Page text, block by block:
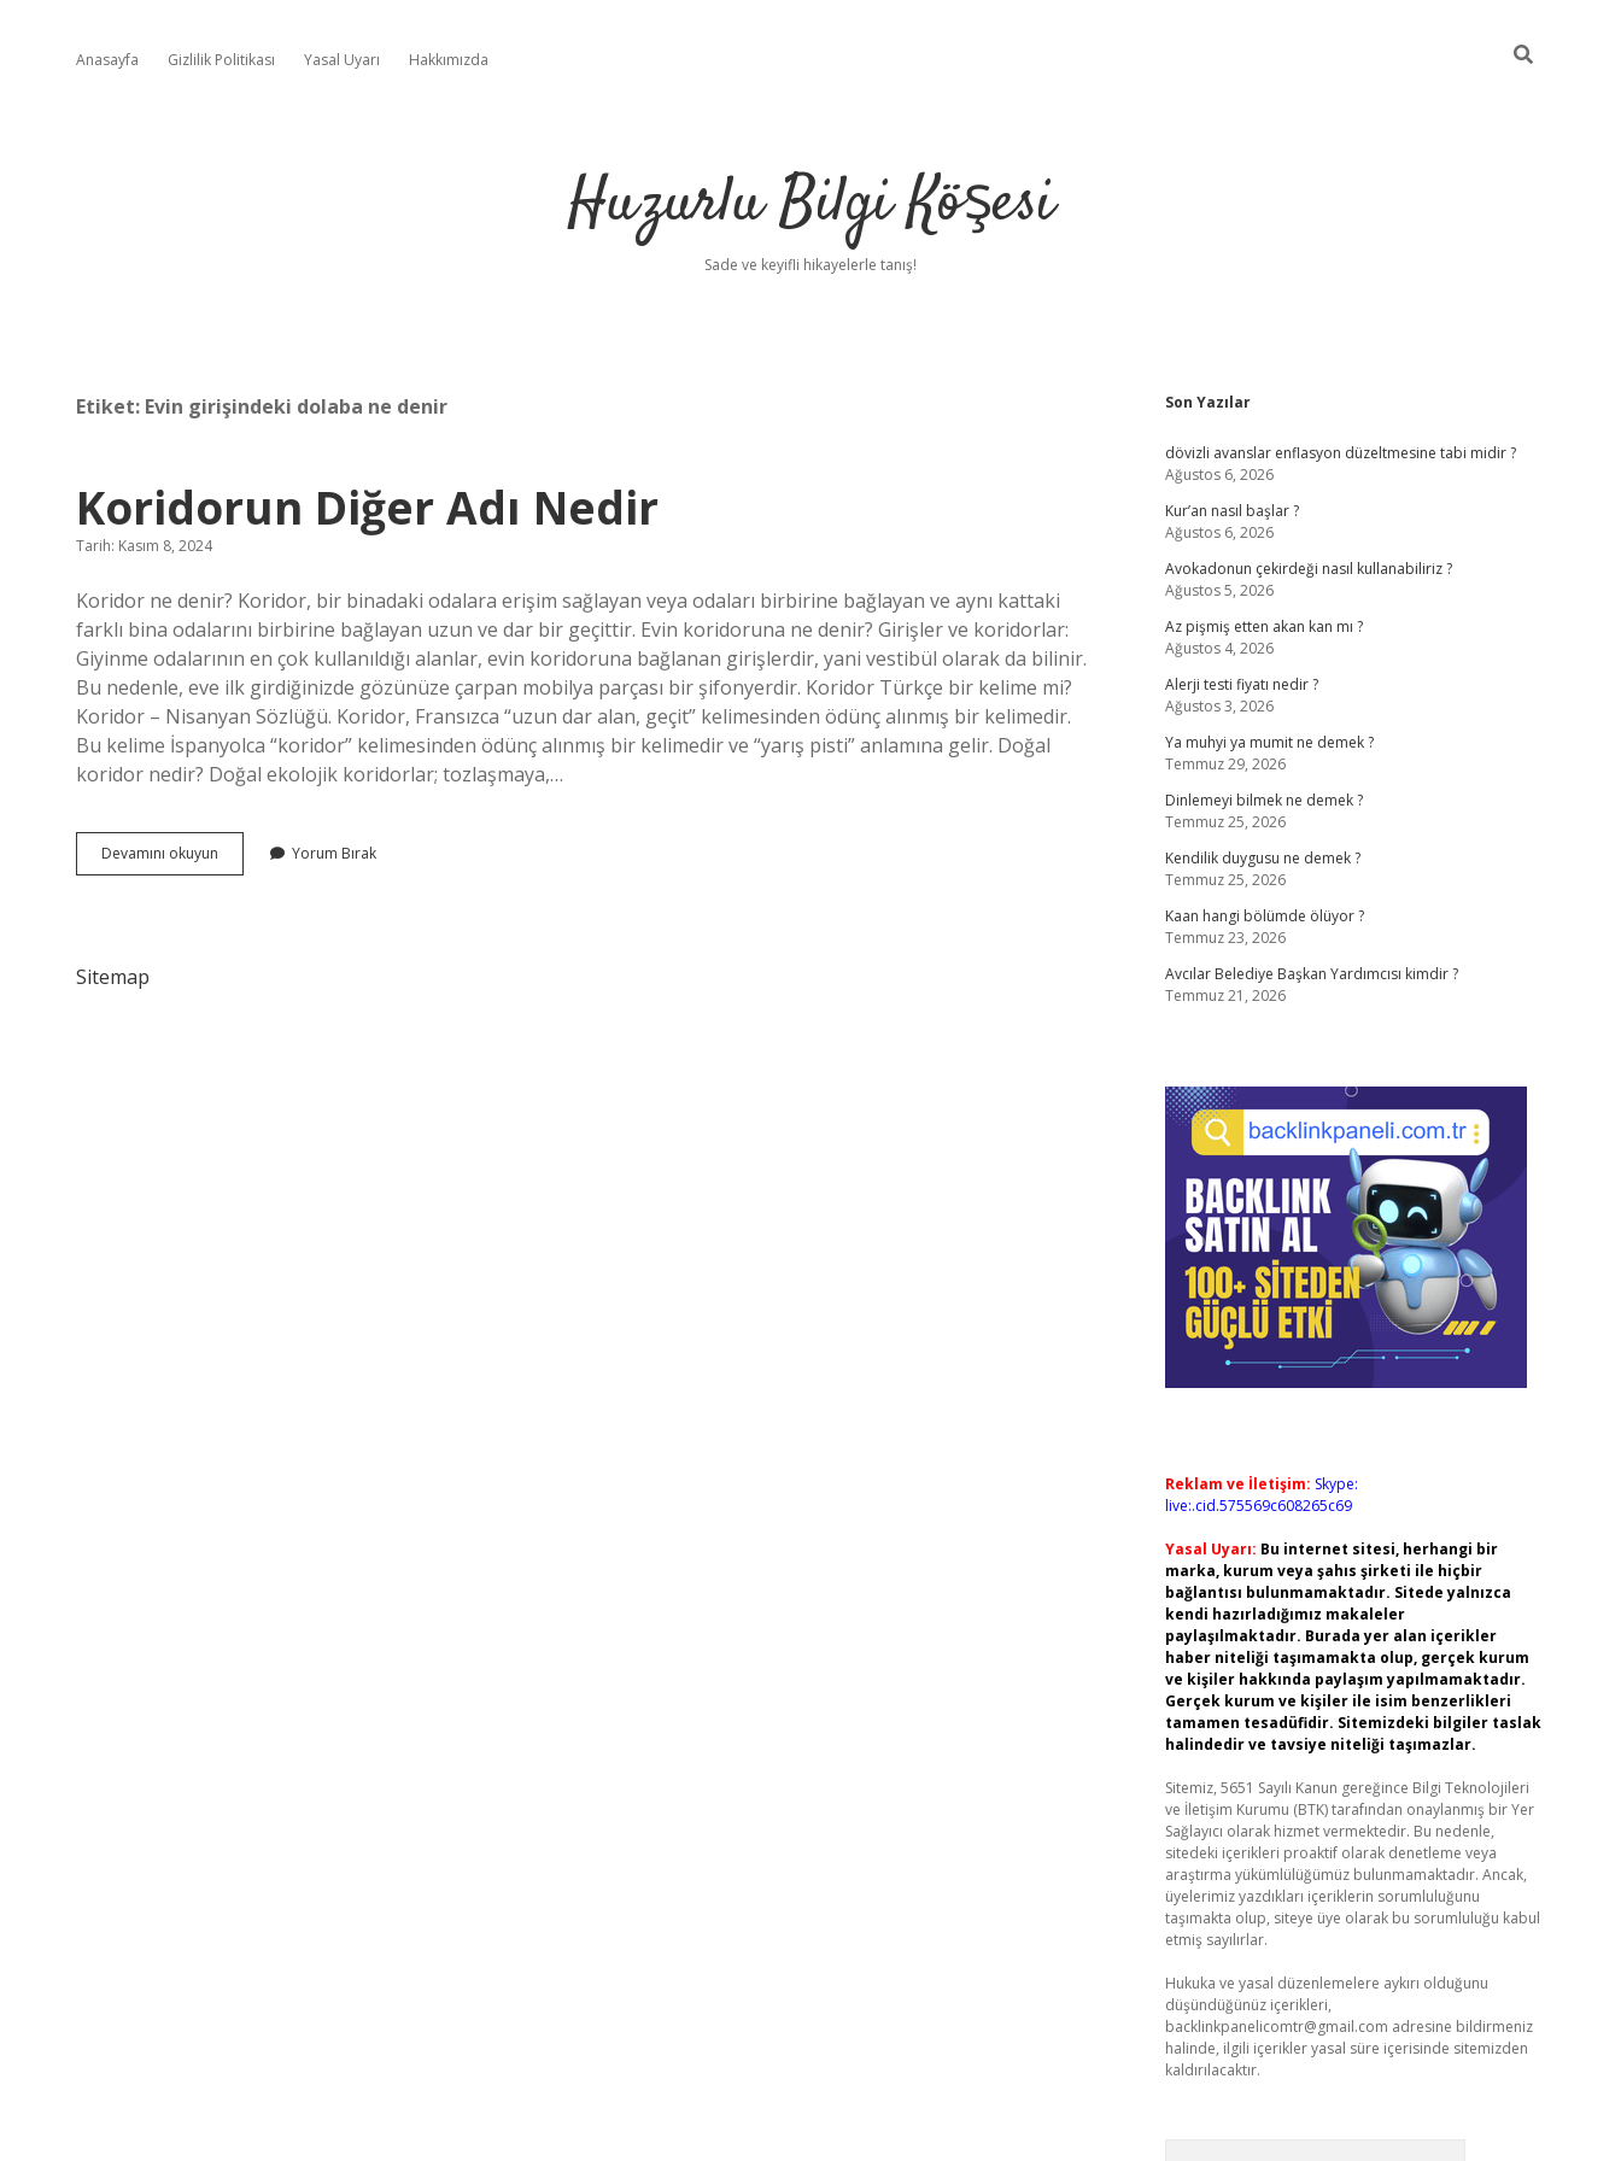
Anasayfa Gizlilik Politikası Yasal Uyarı Hakkımızda
Huzurlu Bilgi Köşesi
Sade ve keyifli hikayelerle tanış!
Etiket: Evin girişindeki dolaba ne denir
Koridorun Diğer Adı Nedir
Tarih: Kasım 8, 2024
Koridor ne denir? Koridor, bir binadaki odalara erişim sağlayan veya odaları birbirine bağlayan ve aynı kattaki
farklı bina odalarını birbirine bağlayan uzun ve dar bir geçittir. Evin koridoruna ne denir? Girişler ve koridorlar:
Giyinme odalarının en çok kullanıldığı alanlar, evin koridoruna bağlanan girişlerdir, yani vestibül olarak da bilinir.
Bu nedenle, eve ilk girdiğinizde gözünüze çarpan mobilya parçası bir şifonyerdir. Koridor Türkçe bir kelime mi?
Koridor – Nisanyan Sözlüğü. Koridor, Fransızca “uzun dar alan, geçit” kelimesinden ödünç alınmış bir kelimedir.
Bu kelime İspanyolca “koridor” kelimesinden ödünç alınmış bir kelimedir ve “yarış pisti” anlamına gelir. Doğal
koridor nedir? Doğal ekolojik koridorlar; tozlaşmaya,…
Devamını okuyun Koridorun
Diğer
Yorum Bırak
Sitemap
Sidebar
Son Yazılar
dövizli avanslar enflasyon düzeltmesine tabi midir ?
Ağustos 6, 2026
Kur’an nasıl başlar ?
Ağustos 6, 2026
Avokadonun çekirdeği nasıl kullanabiliriz ?
Ağustos 5, 2026
Az pişmiş etten akan kan mı ?
Ağustos 4, 2026
Alerji testi fiyatı nedir ?
Ağustos 3, 2026
Ya muhyi ya mumit ne demek ?
Temmuz 29, 2026
Dinlemeyi bilmek ne demek ?
Temmuz 25, 2026
Kendilik duygusu ne demek ?
Temmuz 25, 2026
Kaan hangi bölümde ölüyor ?
Temmuz 23, 2026
Avcılar Belediye Başkan Yardımcısı kimdir ?
Temmuz 21, 2026
Reklam ve İletişim: Skype:
live:.cid.575569c608265c69
Yasal Uyarı: Bu internet sitesi, herhangi bir
marka, kurum veya şahıs şirketi ile hiçbir
bağlantısı bulunmamaktadır. Sitede yalnızca
kendi hazırladığımız makaleler
paylaşılmaktadır. Burada yer alan içerikler
haber niteliği taşımamakta olup, gerçek kurum
ve kişiler hakkında paylaşım yapılmamaktadır.
Gerçek kurum ve kişiler ile isim benzerlikleri
tamamen tesadüfidir. Sitemizdeki bilgiler taslak
halindedir ve tavsiye niteliği taşımazlar.
Sitemiz, 5651 Sayılı Kanun gereğince Bilgi Teknolojileri
ve İletişim Kurumu (BTK) tarafından onaylanmış bir Yer
Sağlayıcı olarak hizmet vermektedir. Bu nedenle,
sitedeki içerikleri proaktif olarak denetleme veya
araştırma yükümlülüğümüz bulunmamaktadır. Ancak,
üyelerimiz yazdıkları içeriklerin sorumluluğunu
taşımakta olup, siteye üye olarak bu sorumluluğu kabul
etmiş sayılırlar.
Hukuka ve yasal düzenlemelere aykırı olduğunu
düşündüğünüz içerikleri,
backlinkpanelicomtr@gmail.com adresine bildirmeniz
halinde, ilgili içerikler yasal süre içerisinde sitemizden
kaldırılacaktır.